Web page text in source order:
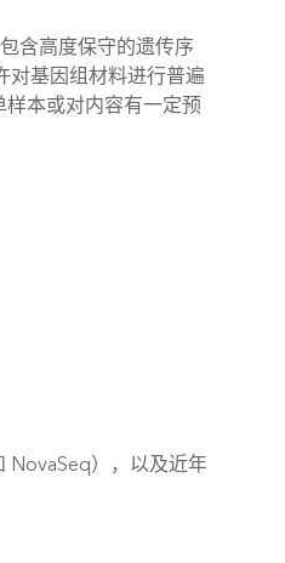
含高度保守的遗传序
对基因组材料进行普遍
本或对内容有一定预
NovaSeq），以及近年